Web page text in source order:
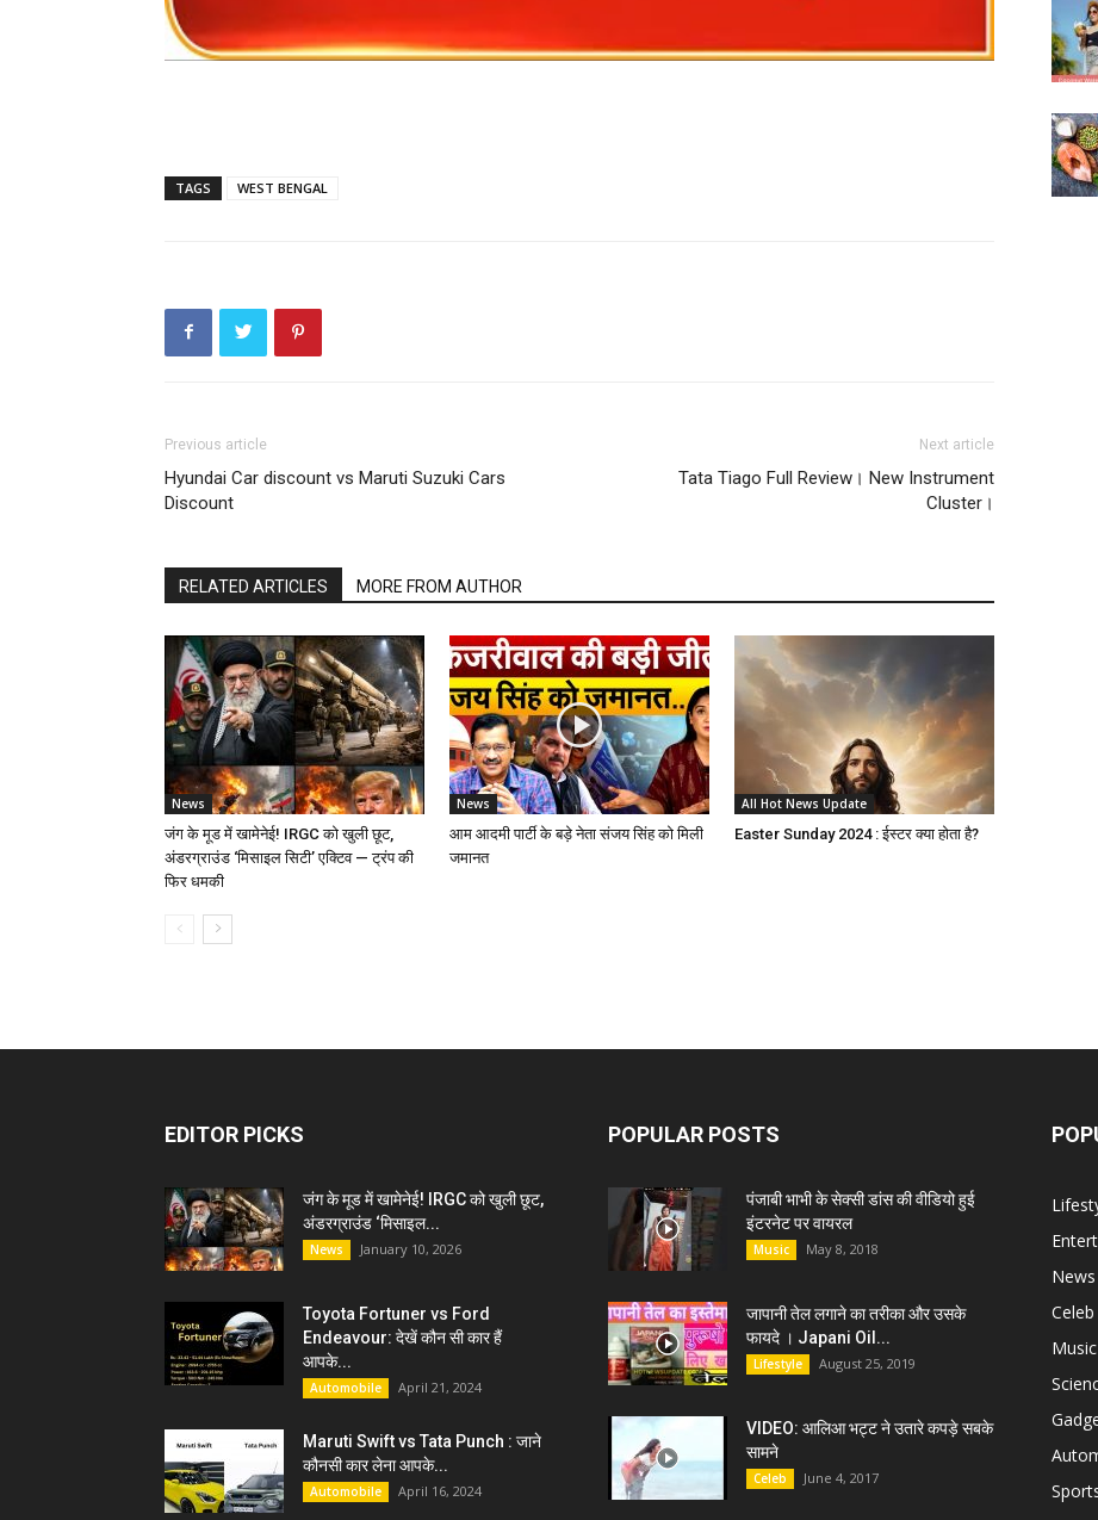
TAGS WEST BENGAL
Previous article
Hyundai Car discount vs Maruti Suzuki Cars
Discount
Next article
Tata Tiago Full Review। New Instrument
Cluster।
RELATED ARTICLES MORE FROM AUTHOR
News
जंग के मूड में खामेनेई! IRGC को खुली छूट,
अंडरग्राउंड ‘मिसाइल सिटी’ एक्टिव — ट्रंप की
फिर धमकी
News
आम आदमी पार्टी के बड़े नेता संजय सिंह को मिली
जमानत
All Hot News Update
Easter Sunday 2024 : ईस्टर क्या होता है?
EDITOR PICKS
जंग के मूड में खामेनेई! IRGC को खुली छूट,
अंडरग्राउंड ‘मिसाइल...
News January 10, 2026
Toyota Fortuner vs Ford
Endeavour: देखें कौन सी कार हैं
आपके...
Automobile April 21, 2024
Maruti Swift vs Tata Punch : जाने
कौनसी कार लेना आपके...
Automobile April 16, 2024
POPULAR POSTS
पंजाबी भाभी के सेक्सी डांस की वीडियो हुई
इंटरनेट पर वायरल
Music May 8, 2018
जापानी तेल लगाने का तरीका और उसके
फायदे । Japani Oil...
Lifestyle August 25, 2019
VIDEO: आलिआ भट्ट ने उतारे कपड़े सबके
सामने
Celeb June 4, 2017
News
Celeb
Music